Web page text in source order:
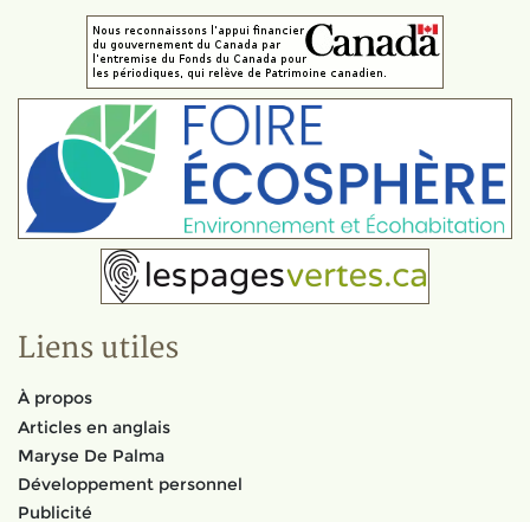
Liens utiles
À propos
Articles en anglais
Maryse De Palma
Développement personnel
Publicité